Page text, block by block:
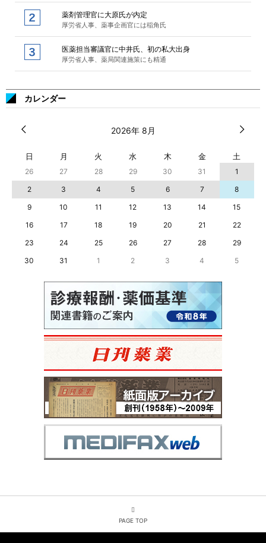
薬剤管理官に大原氏が内定
厚労省人事、薬事企画官には稲角氏
医薬担当審議官に中井氏、初の私大出身
厚労省人事、薬局関連施策にも精通
カレンダー
2026年 8月
日 月 火 水 木 金 土
26 27 28 29 30 31
1
2
3 4 5 6 7
8
9
10 11 12 13 14
15
16
17 18 19 20 21
22
23
24 25 26 27 28
29
30
31 1 2 3 4 5
PAGE TOP